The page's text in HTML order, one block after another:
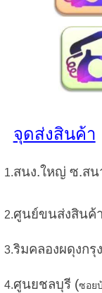
จุดส่งสินค้า
1.สนง.ใหญ่ ซ.สน
2.ศูนย์ขนส่งสินค้า
3.ริมคลองผดุงกรุ
4.ศูนยชลบุรี (ซอย